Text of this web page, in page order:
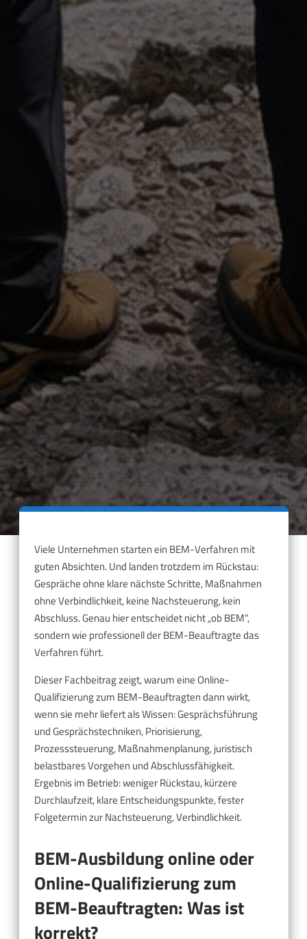
Viele Unternehmen starten ein BEM-Verfahren mit
guten Absichten. Und landen trotzdem im Rückstau:
Gespräche ohne klare nächste Schritte, Maßnahmen
ohne Verbindlichkeit, keine Nachsteuerung, kein
Abschluss. Genau hier entscheidet nicht „ob BEM“,
sondern wie professionell der BEM-Beauftragte das
Verfahren führt.
Dieser Fachbeitrag zeigt, warum eine Online-
Qualifizierung zum BEM-Beauftragten dann wirkt,
wenn sie mehr liefert als Wissen: Gesprächsführung
und Gesprächstechniken, Priorisierung,
Prozesssteuerung, Maßnahmenplanung, juristisch
belastbares Vorgehen und Abschlussfähigkeit.
Ergebnis im Betrieb: weniger Rückstau, kürzere
Durchlaufzeit, klare Entscheidungspunkte, fester
Folgetermin zur Nachsteuerung, Verbindlichkeit.
BEM-Ausbildung online oder
Online-Qualifizierung zum
BEM-Beauftragten: Was ist
korrekt?